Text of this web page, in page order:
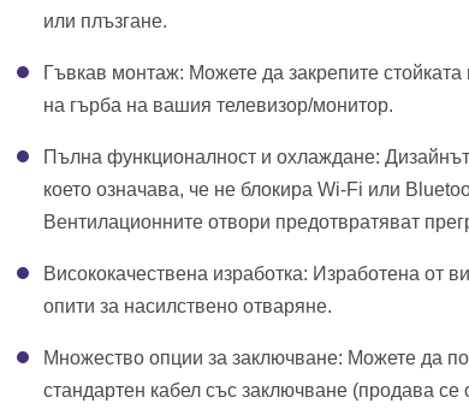
или плъзгане.
Гъвкав монтаж: Можете да закрепите
на гърба на вашия телевизор/монитор.
Пълна функционалност и охлаждане:
което означава, че не блокира Wi-Fi или
Вентилационните отвори предотвратяват
Висококачествена изработка: Изработена от
опити за насилствено отваряне.
Множество опции за заключване: Можете да
стандартен кабел със заключване (продава